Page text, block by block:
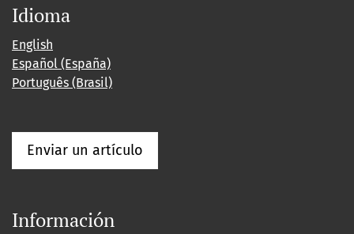
Idioma
English
Español (España)
Português (Brasil)
Enviar un artículo
Información